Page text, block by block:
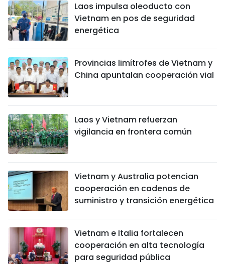
Laos impulsa oleoducto con
Vietnam en pos de seguridad
energética
Provincias limítrofes de Vietnam y
China apuntalan cooperación vial
Laos y Vietnam refuerzan
vigilancia en frontera común
Vietnam y Australia potencian
cooperación en cadenas de
suministro y transición energética
Vietnam e Italia fortalecen
cooperación en alta tecnología
para seguridad pública